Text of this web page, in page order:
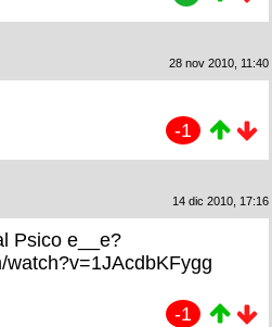
28 nov 2010, 11:40
-1
14 dic 2010, 17:16
Psico e__e?
watch?v=1JAcdbKFygg
-1